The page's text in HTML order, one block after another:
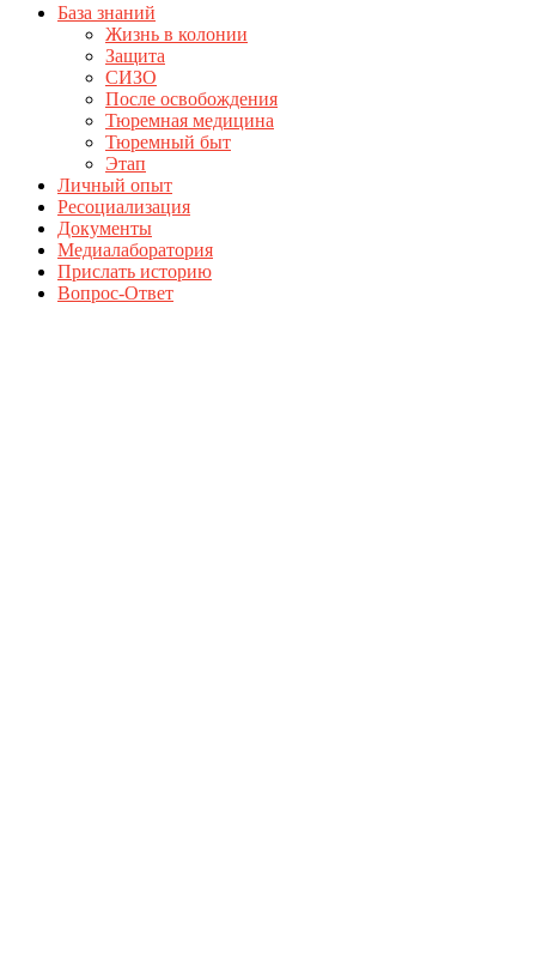
База знаний
Жизнь в колонии
Защита
СИЗО
После освобождения
Тюремная медицина
Тюремный быт
Этап
Личный опыт
Ресоциализация
Документы
Медиалаборатория
Прислать историю
Вопрос-Ответ